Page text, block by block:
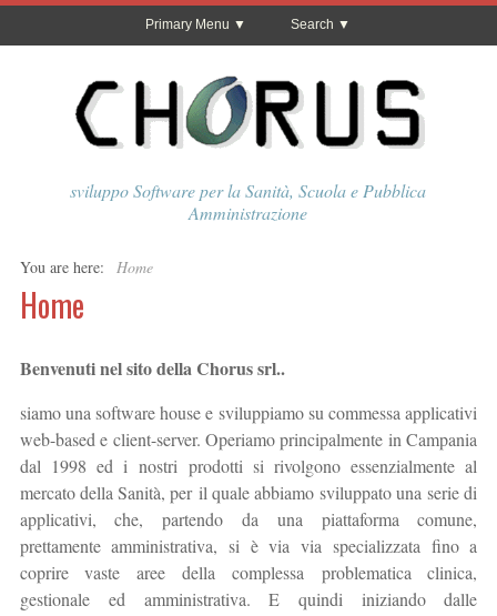
Primary Menu Search
sviluppo Software per la Sanità, Scuola e Pubblica
Amministrazione
You are here: Home
Home
Benvenuti nel sito della Chorus srl..
siamo una software house e sviluppiamo su commessa applicativi
web-based e client-server. Operiamo principalmente in Campania
dal 1998 ed i nostri prodotti si rivolgono essenzialmente al
mercato della Sanità, per il quale abbiamo sviluppato una serie di
applicativi, che, partendo da una piattaforma comune,
prettamente amministrativa, si è via via specializzata fino a
coprire vaste aree della complessa problematica clinica,
gestionale ed amministrativa. E quindi iniziando dalle